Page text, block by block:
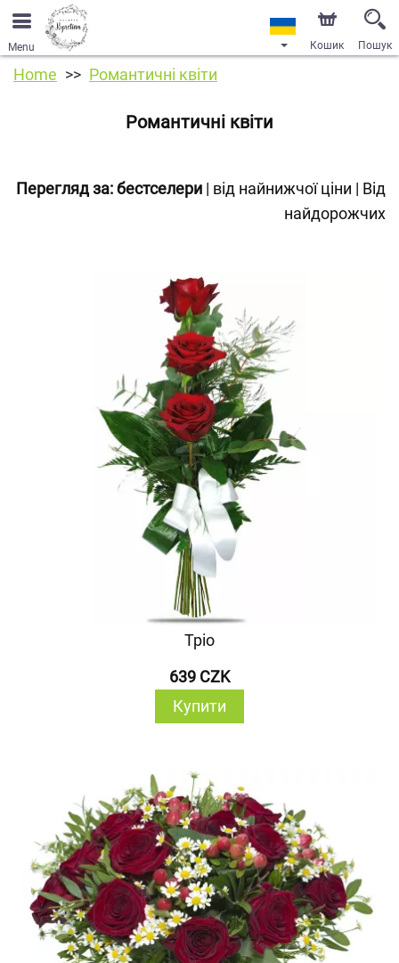
Menu Кошик Пошук
Home Романтичні квіти
Романтичні квіти
Перегляд за:бестселери | від найнижчої ціни | Від
найдорожчих
Тріо
639 CZK
Купити